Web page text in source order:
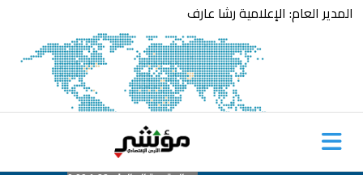
المدير العام: الإعلامية رشا عارف